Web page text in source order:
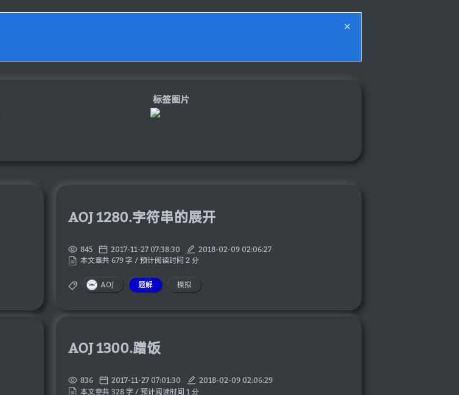
标签图片
AOJ 1280.字符串的展开
845 2017-11-27 07:38:30
2018-02-09 02:06:27
本文章共 679 字 / 预计阅读时间 2 分
AOJ 题解 模拟
AOJ 1300.蹭饭
836 2017-11-27 07:01:30
2018-02-09 02:06:29
本文章共 328 字 / 预计阅读时间 1 分